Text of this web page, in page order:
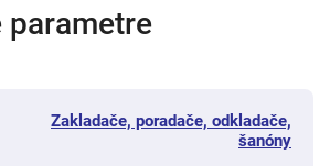
parametre
Zakladače, poradače, odkladače,
šanóny